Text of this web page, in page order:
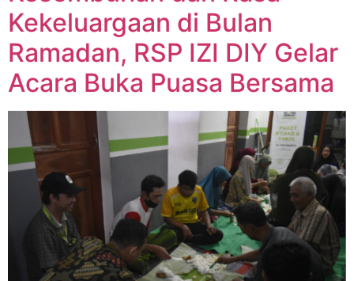
Kekeluargaan di Bulan
Ramadan, RSP IZI DIY Gelar
Acara Buka Puasa Bersama